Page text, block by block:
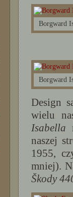
Borgward
Borgward
Design
wielu
Isabella
naszej
1955,
mniej).
Škody